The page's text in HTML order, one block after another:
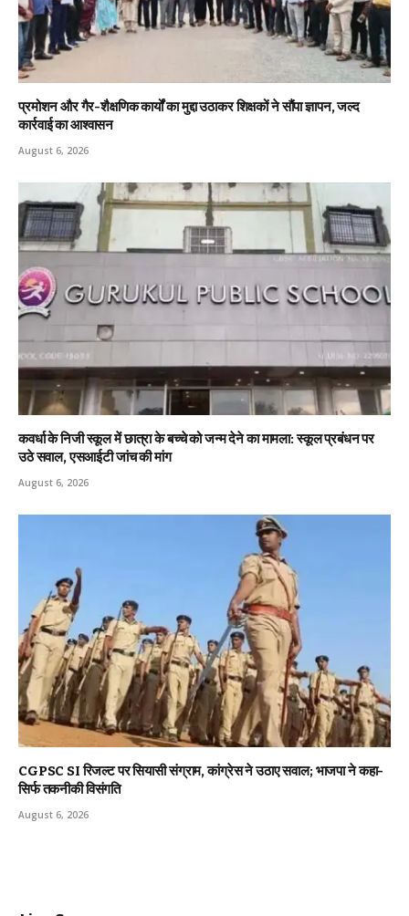
प्रमोशन और गैर-शैक्षणिक कार्यों का मुद्दा उठाकर शिक्षकों ने सौंपा ज्ञापन, जल्द
कार्रवाई का आश्वासन
August 6, 2026
कवर्धा के निजी स्कूल में छात्रा के बच्चे को जन्म देने का मामला: स्कूल प्रबंधन पर
उठे सवाल, एसआईटी जांच की मांग
August 6, 2026
CGPSC SI रिजल्ट पर सियासी संग्राम, कांग्रेस ने उठाए सवाल; भाजपा ने कहा-
सिर्फ तकनीकी विसंगति
August 6, 2026